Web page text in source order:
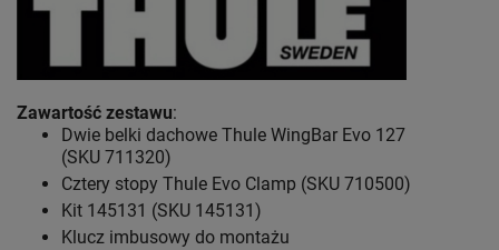
Zawartość zestawu:
Dwie belki dachowe Thule WingBar Evo 127
(SKU 711320)
Cztery stopy Thule Evo Clamp (SKU 710500)
Kit 145131 (SKU 145131)
Klucz imbusowy do montażu